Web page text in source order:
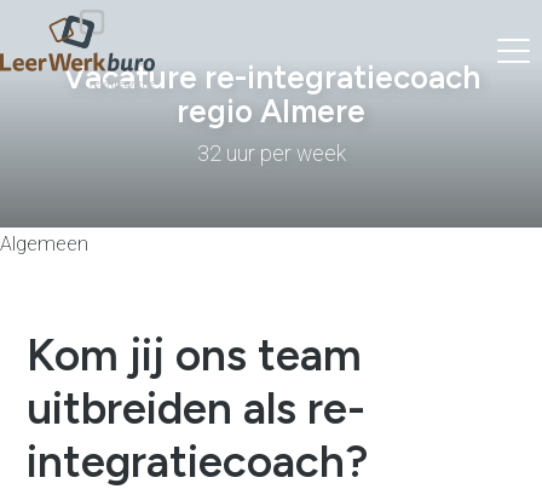
Vacature re-integratiecoach
regio Almere
32 uur per week
Algemeen
Kom jij ons team
uitbreiden als re-
integratiecoach?